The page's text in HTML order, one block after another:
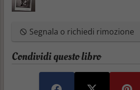
Segnala o richiedi rimozione
Condividi questo libro